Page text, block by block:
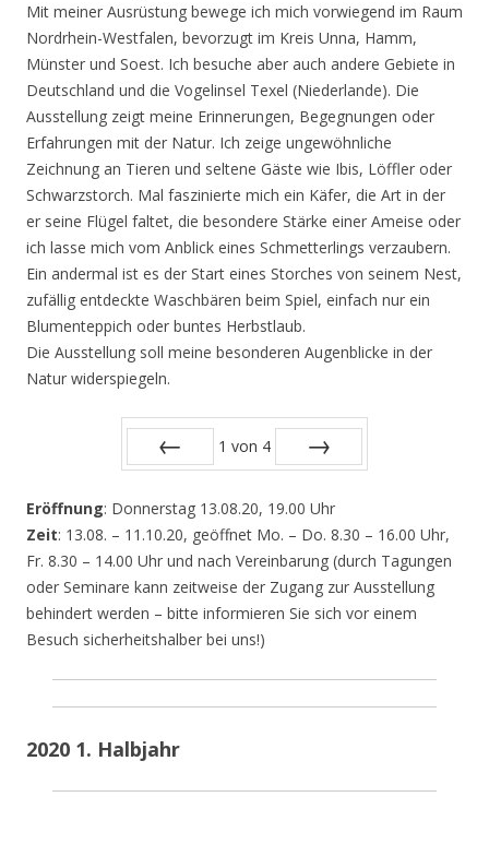
Mit meiner Ausrüstung bewege ich mich vorwiegend im Raum
Nordrhein-Westfalen, bevorzugt im Kreis Unna, Hamm,
Münster und Soest. Ich besuche aber auch andere Gebiete in
Deutschland und die Vogelinsel Texel (Niederlande). Die
Ausstellung zeigt meine Erinnerungen, Begegnungen oder
Erfahrungen mit der Natur. Ich zeige ungewöhnliche
Zeichnung an Tieren und seltene Gäste wie Ibis, Löffler oder
Schwarzstorch. Mal faszinierte mich ein Käfer, die Art in der
er seine Flügel faltet, die besondere Stärke einer Ameise oder
ich lasse mich vom Anblick eines Schmetterlings verzaubern.
Ein andermal ist es der Start eines Storches von seinem Nest,
zufällig entdeckte Waschbären beim Spiel, einfach nur ein
Blumenteppich oder buntes Herbstlaub.
Die Ausstellung soll meine besonderen Augenblicke in der
Natur widerspiegeln.
1 von 4
Eröffnung: Donnerstag 13.08.20, 19.00 Uhr
Zeit: 13.08. – 11.10.20, geöffnet Mo. – Do. 8.30 – 16.00 Uhr,
Fr. 8.30 – 14.00 Uhr und nach Vereinbarung (durch Tagungen
oder Seminare kann zeitweise der Zugang zur Ausstellung
behindert werden – bitte informieren Sie sich vor einem
Besuch sicherheitshalber bei uns!)
2020 1. Halbjahr